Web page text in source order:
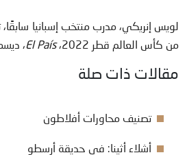
لويس إنريكي، مدرب منتخب إسبانيا
من كأس العالم قطر 2022،
El País، ديسمبر
مقالات ذات صلة
تصنيف محاورات أفلاطون
أشلاء أثينا: في حديقة أرسطو